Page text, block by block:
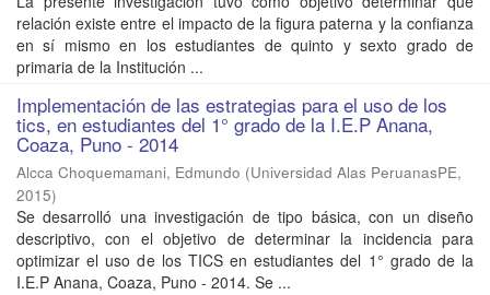
relación existe entre el impacto de la figura paterna y la confianza
en sí mismo en los estudiantes de quinto y sexto grado de
primaria de la Institución ...
Implementación de las estrategias para el uso de los
tics, en estudiantes del 1° grado de la I.E.P Anana,
Coaza, Puno - 2014
Alcca Choquemamani, Edmundo (Universidad Alas PeruanasPE,
2015)
Se desarrolló una investigación de tipo básica, con un diseño
descriptivo, con el objetivo de determinar la incidencia para
optimizar el uso de los TICS en estudiantes del 1° grado de la
I.E.P Anana, Coaza, Puno - 2014. Se ...